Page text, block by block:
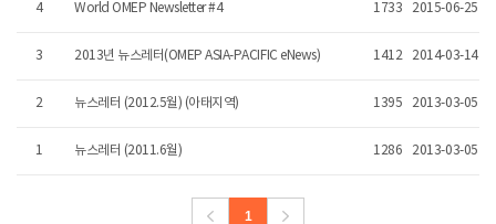
4 World OMEP Newsletter #4 1733 2015-06-25
3 2013년 뉴스레터(OMEP ASIA-PACIFIC eNews) 1412 2014-03-14
2 뉴스레터 (2012.5월) (아태지역) 1395 2013-03-05
1 뉴스레터 (2011.6월) 1286 2013-03-05
1